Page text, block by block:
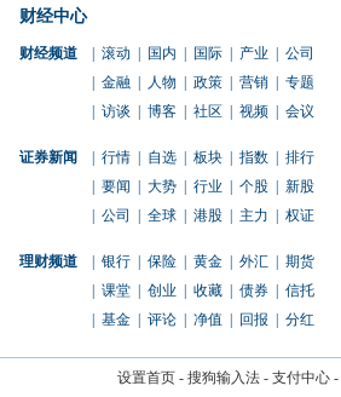
财经中心
财经频道 滚动 国内 国际 产业
公司
金融 人物 政策 营销
专题
访谈 博客 社区 视频 会议
证券新闻 行情 自选 板块 指数
排行
要闻 大势 行业 个股
新股
公司 全球 港股 主力 权证
理财频道 银行 保险 黄金 外汇
期货
课堂 创业 收藏 债券
信托
基金 评论 净值 回报 分红
设置首页- 搜狗输入法- 支付中心-